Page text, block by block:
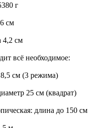
г
см
4,2 см
всё необходимое:
см (3 режима)
25 см (квадрат)
длина до 150 см